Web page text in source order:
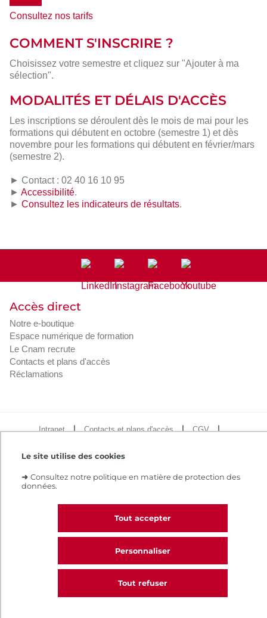
Le site utilise des cookies
➜ Consultez notre politique en matière de protection des
données.
Tout accepter
Tout refuser
Personnaliser
CALL
Consultez nos tarifs
COMMENT S'INSCRIRE ?
Choisissez votre semestre et cliquez sur "Ajouter à ma
sélection".
MODALITÉS ET DÉLAIS D'ACCÈS
Les inscriptions se déroulent dès le mois de mai pour les
formations qui débutent en octobre (semestre 1) et dès
novembre pour les formations qui débutent en février/mars
(semestre 2).
► Contact : 02 40 16 10 95
► Accessibilité.
► Consultez les indicateurs de résultats.
Accès direct
Notre e-boutique
Espace numérique de formation
Le Cnam recrute
Contacts et plans d'accès
Réclamations
Intranet Contacts et plans d'accès
CGV